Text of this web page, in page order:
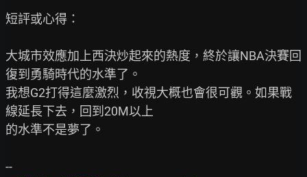
短評或心得：
大城市效應加上西決炒起來的熱度，終於讓NBA決賽回
復到勇騎時代的水準了。
我想G2打得這麼激烈，收視大概也會很可觀。如果戰
線延長下去，回到20M以上
的水準不是夢了。